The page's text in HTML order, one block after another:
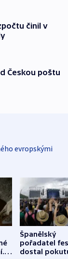
činil v
Českou poštu
evropskými
Španělský
pořadatel
dostal